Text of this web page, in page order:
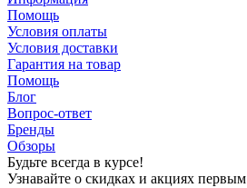
Помощь
Условия оплаты
Условия доставки
Гарантия на товар
Помощь
Блог
Вопрос-ответ
Бренды
Обзоры
Будьте всегда в курсе!
Узнавайте о скидках и акциях первым